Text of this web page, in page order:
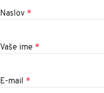
Naslov *
Vaše ime *
E-mail *